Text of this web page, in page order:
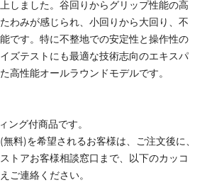
しました。谷回りからグリップ性能の高
わみが感じられ、小回りから大回り、不
です。特に不整地での安定性と操作性の
ズテストにも最適な技術志向のエキスパ
高性能オールラウンドモデルです。
グ付商品です。
料)を希望されるお客様は、ご注文後に、
トアお客様相談窓口まで、以下のカッコ
ご連絡ください。